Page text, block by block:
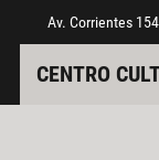
Av. Corrientes
CENTRO